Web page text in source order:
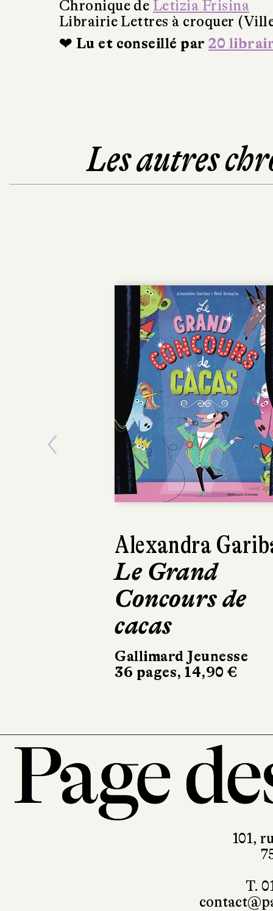
Chronique de Letizia Frisina
Librairie Lettres à croquer
❤ Lu et conseillé par20
Les autres
Alexandra
Le Grand
Concours de
cacas
Gallimard Jeunesse
36 pages, 14,90 €
Previous
101,
T.